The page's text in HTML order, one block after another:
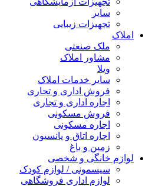
سایر
تجهیزات زیبایی
املاک
ملک صنعتی
مشاور املاک
ویلا
سایر خدمات املاک
فروش اداری و تجاری
اجاره اداری و تجاری
فروش مسکونی
اجاره مسکونی
اجاره اتاق و پانسیون
زمین و باغ
لوازم خانگی و شخصی
سیسمونی / لوازم کودک
لوازم اداری فروشگاهی